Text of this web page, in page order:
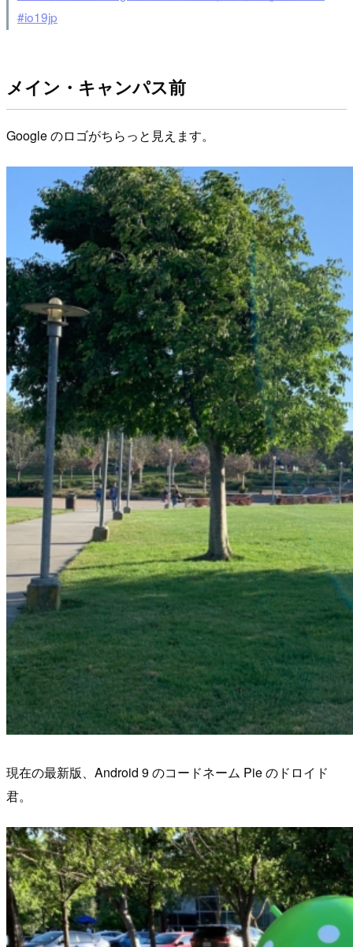
#io19jp
メイン・キャンパス前
Google のロゴがちらっと見えます。
現在の最新版、Android 9 のコードネーム Pie のドロイド
君。